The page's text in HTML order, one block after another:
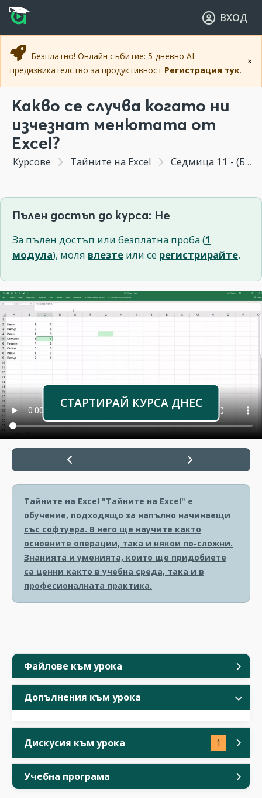
Прескочи към основното съдържание
Прескочи към навигацията
ВХОД
×
Безплатно! Онлайн събитие: 5-дневно AI
предизвикателство за продуктивност Регистрация тук.
Файлове към урока
Допълнения към урока
Дискусия към урока 1
Учебна програма
Какво се случва когато ни
изчезнат менютата от
Excel?
Курсове Тайните на Excel Седмица 11 - (Бонус Модул "Отговори на вашите въпроси") Excel настройки
Пълен достъп до курса: Не
За пълен достъп или безплатна проба (1
модула), моля влезте или се регистрирайте.
СТАРТИРАЙ КУРСА ДНЕС
Тайните на Excel "Тайните на Excel" е
обучение, подходящо за напълно начинаещи
със софтуера. В него ще научите както
основните операции, така и някои по-сложни.
Знанията и уменията, които ще придобиете
са ценни както в учебна среда, така и в
професионалната практика.